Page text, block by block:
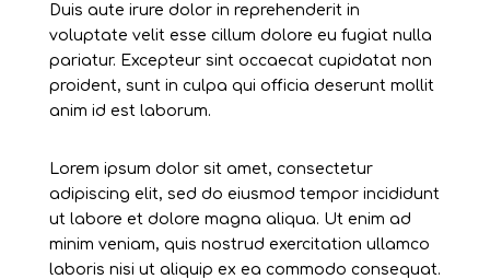
Duis aute irure dolor in reprehenderit in
voluptate velit esse cillum dolore eu fugiat nulla
pariatur. Excepteur sint occaecat cupidatat non
proident, sunt in culpa qui officia deserunt mollit
anim id est laborum.
Lorem ipsum dolor sit amet, consectetur
adipiscing elit, sed do eiusmod tempor incididunt
ut labore et dolore magna aliqua. Ut enim ad
minim veniam, quis nostrud exercitation ullamco
laboris nisi ut aliquip ex ea commodo consequat.